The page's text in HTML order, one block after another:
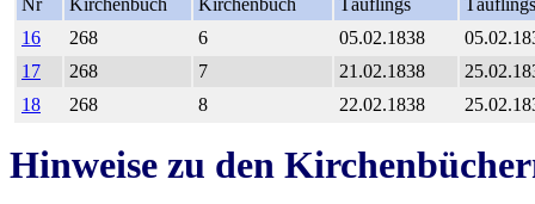
Nr
Kirchenbuch
Kirchenbuch
Täuflings
Täuflings
16
268 6 05.02.1838
17
268 7 21.02.1838
18
268 8 22.02.1838
Hinweise zu den